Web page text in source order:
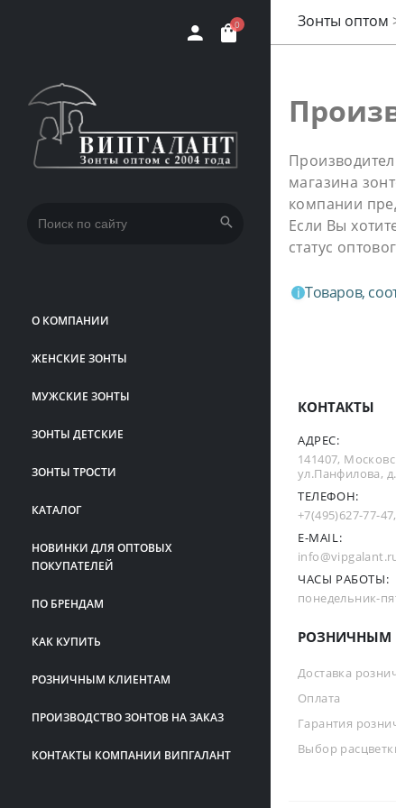
0
Искать:
О КОМПАНИИ
ЖЕНСКИЕ ЗОНТЫ
МУЖСКИЕ ЗОНТЫ
ЗОНТЫ ДЕТСКИЕ
ЗОНТЫ ТРОСТИ
КАТАЛОГ
НОВИНКИ ДЛЯ ОПТОВЫХ
ПОКУПАТЕЛЕЙ
ПО БРЕНДАМ
КАК КУПИТЬ
РОЗНИЧНЫМ КЛИЕНТАМ
ПРОИЗВОДСТВО ЗОНТОВ НА ЗАКАЗ
КОНТАКТЫ КОМПАНИИ ВИПГАЛАНТ
Зонты оптом
магазина
компании
Если Вы
статус
Товаров,
КОНТАКТЫ
АДРЕС:
141407,
ул.Панфилова,
ТЕЛЕФОН:
+7(495)627-77-47
E-MAIL:
ЧАСЫ РАБОТЫ:
понедельник-
РОЗНИЧНЫМ
Доставка
Оплата
Гарантия
Выбор